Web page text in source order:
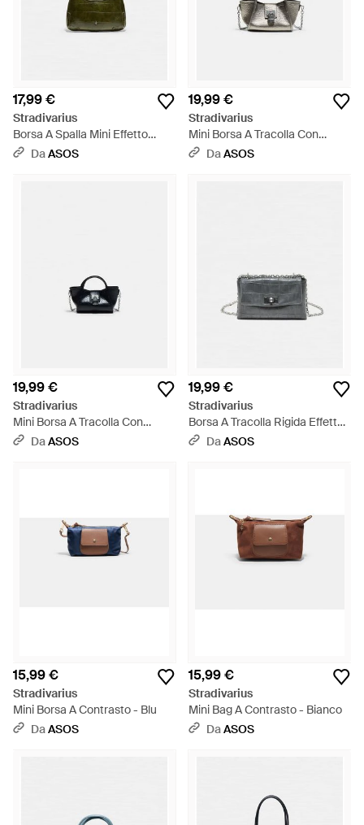
17,99 €
Stradivarius
Borsa A Spalla Mini Effetto
Coccodrillo - Verde
DaASOS
19,99 €
Stradivarius
Mini Borsa A Tracolla Con
Lucchetto Grigia - Bianco
DaASOS
19,99 €
Stradivarius
Mini Borsa A Tracolla Con
Lucchetto Nera - Blu
DaASOS
19,99 €
Stradivarius
Borsa A Tracolla Rigida Effetto
Cocco Scuro - Grigio
DaASOS
15,99 €
Stradivarius
Mini Borsa A Contrasto - Blu
DaASOS
15,99 €
Stradivarius
Mini Bag A Contrasto - Bianco
DaASOS